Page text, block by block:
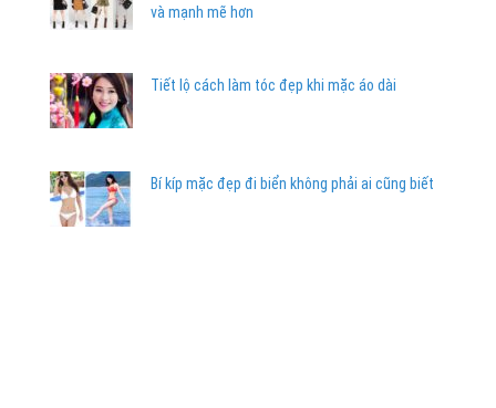
và mạnh mẽ hơn
Tiết lộ cách làm tóc đẹp khi mặc áo dài
Bí kíp mặc đẹp đi biển không phải ai cũng biết